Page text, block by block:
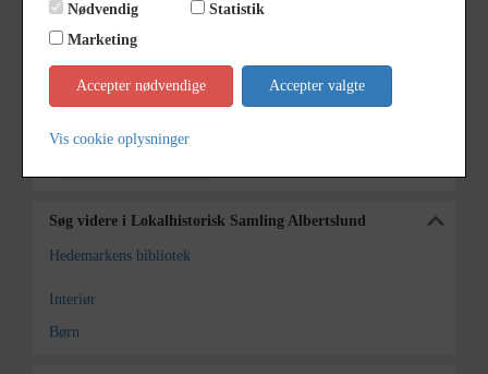
Fotograf Ukendt
Se på kort
Arkiv
Lokalhistorisk Samling
Albertslund
Søg videre i Lokalhistorisk Samling Albertslund
Hedemarkens bibliotek
Interiør
Børn
Nødvendig
Statistik
Marketing
Accepter nødvendige Accepter valgte
Vis cookie oplysninger